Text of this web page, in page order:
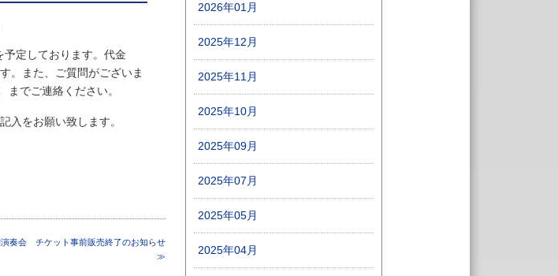
定しております。代金
。また、ご質問がございま
までご連絡ください。
入をお願い致します。
演奏会 チケット事前販売終了のお知らせ
2026年01月
2025年12月
2025年11月
2025年10月
2025年09月
2025年07月
2025年05月
2025年04月